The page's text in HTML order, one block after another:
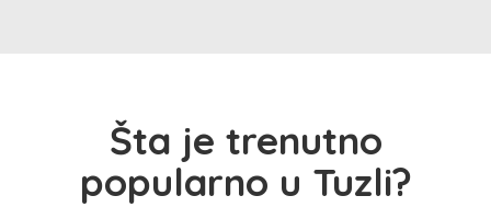
Šta je trenutno
popularno u Tuzli?